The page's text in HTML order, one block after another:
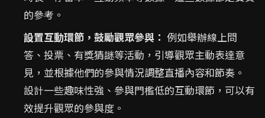
的參考。
設置互動環節，鼓勵觀眾參與： 例如舉辦線上問
答、投票、有獎猜謎等活動，引導觀眾主動表達意
見，並根據他們的參與情況調整直播內容和節奏。
設計一些趣味性強、參與門檻低的互動環節，可以有
效提升觀眾的參與度。